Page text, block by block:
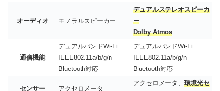
オーディオ モノラルスピーカー
デュアルステレオスピーカ
ー
Dolby Atmos
通信機能
デュアルバンドWi-Fi
IEEE802.11a/b/g/n
Bluetooth対応
デュアルバンドWi-Fi
IEEE802.11a/b/g/n
Bluetooth対応
センサー アクセロメータ
アクセロメータ、 環境光セ